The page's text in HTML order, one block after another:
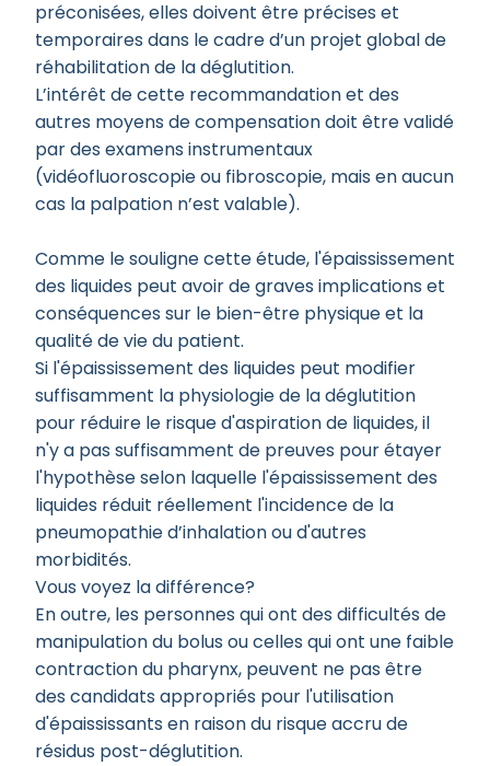
préconisées, elles doivent être précises et
temporaires dans le cadre d’un projet global de
réhabilitation de la déglutition.
L’intérêt de cette recommandation et des
autres moyens de compensation doit être validé
par des examens instrumentaux
(vidéofluoroscopie ou fibroscopie, mais en aucun
cas la palpation n’est valable).
Comme le souligne cette étude, l'épaississement
des liquides peut avoir de graves implications et
conséquences sur le bien-être physique et la
qualité de vie du patient.
Si l'épaississement des liquides peut modifier
suffisamment la physiologie de la déglutition
pour réduire le risque d'aspiration de liquides, il
n'y a pas suffisamment de preuves pour étayer
l'hypothèse selon laquelle l'épaississement des
liquides réduit réellement l'incidence de la
pneumopathie d’inhalation ou d'autres
morbidités.
Vous voyez la différence?
En outre, les personnes qui ont des difficultés de
manipulation du bolus ou celles qui ont une faible
contraction du pharynx, peuvent ne pas être
des candidats appropriés pour l'utilisation
d'épaississants en raison du risque accru de
résidus post-déglutition.